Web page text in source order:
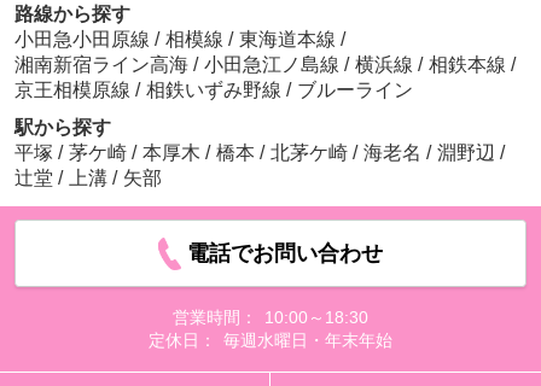
路線から探す
小田急小田原線 / 相模線 / 東海道本線 /
湘南新宿ライン高海 / 小田急江ノ島線 / 横浜線 / 相鉄本線 /
京王相模原線 / 相鉄いずみ野線 / ブルーライン
駅から探す
平塚 / 茅ケ崎 / 本厚木 / 橋本 / 北茅ケ崎 / 海老名 / 淵野辺 /
辻堂 / 上溝 / 矢部
電話でお問い合わせ
営業時間：
10:00～18:30
定休日：
毎週水曜日・年末年始